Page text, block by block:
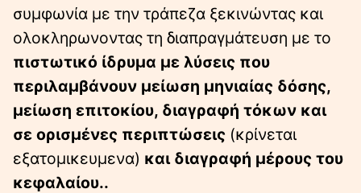
συμφωνία με την τράπεζα ξεκινώντας και
ολοκληρωνοντας τη διαπραγμάτευση με το
πιστωτικό ίδρυμα με λύσεις που
περιλαμβάνουν μείωση μηνιαίας δόσης,
μείωση επιτοκίου, διαγραφή τόκων και
σε ορισμένες περιπτώσεις (κρίνεται
εξατομικευμενα) και διαγραφή μέρους του
κεφαλαίου..